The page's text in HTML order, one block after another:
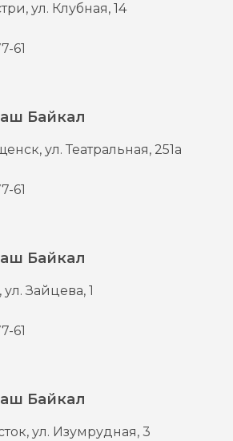
ул. Клубная, 14
61
Байкал
ул. Театральная, 251а
61
Байкал
ул. Зайцева, 1
61
Байкал
ул. Изумрудная, 3